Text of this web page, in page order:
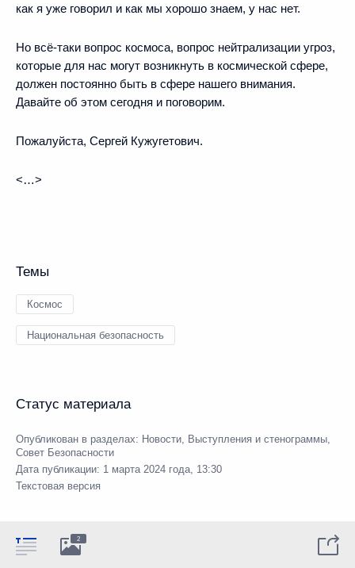
как я уже говорил и как мы хорошо знаем, у нас нет.
Но всё-таки вопрос космоса, вопрос нейтрализации угроз,
которые для нас могут возникнуть в космической сфере,
должен постоянно быть в сфере нашего внимания.
Давайте об этом сегодня и поговорим.
Пожалуйста, Сергей Кужугетович.
<…>
Темы
Космос
Национальная безопасность
Статус материала
Опубликован в разделах: Новости Выступления и стенограммы
Совет Безопасности
Дата публикации: 1 марта 2024 года, 13:30
Текстовая версия
2